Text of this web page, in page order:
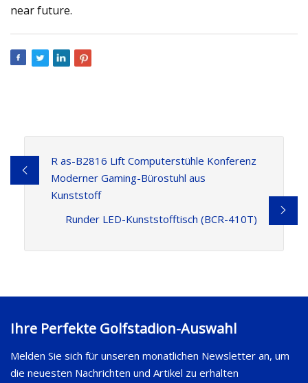
near future.
R as-B2816 Lift Computerstühle Konferenz
Moderner Gaming-Bürostuhl aus
Kunststoff
Runder LED-Kunststofftisch (BCR-410T)
Ihre Perfekte Golfstadion-Auswahl
Melden Sie sich für unseren monatlichen Newsletter an, um
die neuesten Nachrichten und Artikel zu erhalten